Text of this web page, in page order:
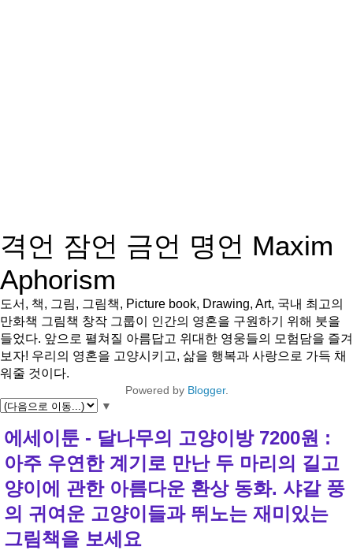
격언 잠언 금언 명언 Maxim
Aphorism
도서, 책, 그림, 그림책, Picture book, Drawing, Art, 국내 최고의
만화책 그림책 창작 그룹이 인간의 영혼을 구원하기 위해 붓을
들었다. 앞으로 펼쳐질 아름답고 위대한 영웅들의 모험담을 즐겨
보자! 우리의 영혼을 고양시키고, 삶을 행복과 사랑으로 가득 채
워줄 것이다.
Powered by Blogger.
▼
에세이툰 - 달나무의 고양이방 7200원 :
아주 우연한 계기로 만난 두 마리의 길고
양이에 관한 아름다운 환상 동화. 샤갈 풍
의 귀여운 고양이들과 뛰노는 재미있는
그림책을 보세요